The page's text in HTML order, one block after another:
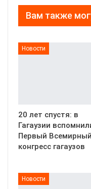
Вам также
Новости
20 лет спустя: в
Гагаузии
Первый Всемирный
конгресс гагаузов
Новости